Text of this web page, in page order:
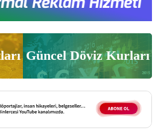
Güncel Döviz Kurları